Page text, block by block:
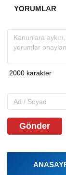
YORUMLAR
Gönder